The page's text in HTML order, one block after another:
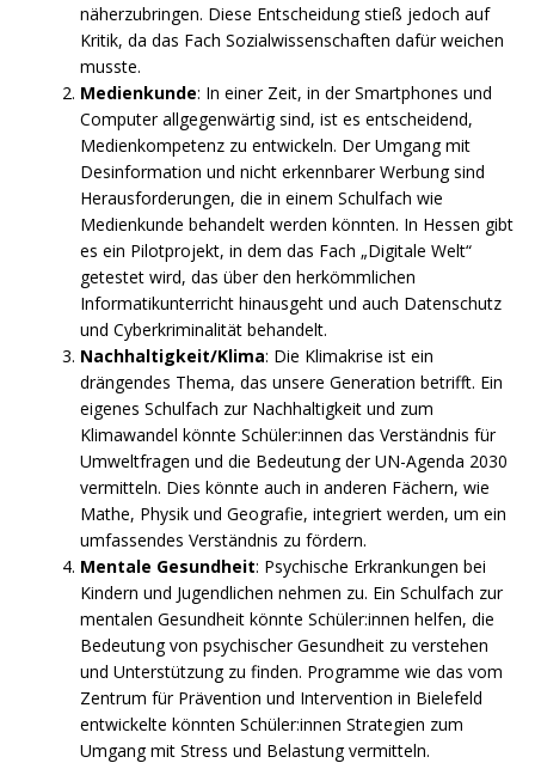
näherzubringen. Diese Entscheidung stieß jedoch auf
Kritik, da das Fach Sozialwissenschaften dafür weichen
musste.
Medienkunde: In einer Zeit, in der Smartphones und
Computer allgegenwärtig sind, ist es entscheidend,
Medienkompetenz zu entwickeln. Der Umgang mit
Desinformation und nicht erkennbarer Werbung sind
Herausforderungen, die in einem Schulfach wie
Medienkunde behandelt werden könnten. In Hessen gibt
es ein Pilotprojekt, in dem das Fach „Digitale Welt“
getestet wird, das über den herkömmlichen
Informatikunterricht hinausgeht und auch Datenschutz
und Cyberkriminalität behandelt.
Nachhaltigkeit/Klima: Die Klimakrise ist ein
drängendes Thema, das unsere Generation betrifft. Ein
eigenes Schulfach zur Nachhaltigkeit und zum
Klimawandel könnte Schüler:innen das Verständnis für
Umweltfragen und die Bedeutung der UN-Agenda 2030
vermitteln. Dies könnte auch in anderen Fächern, wie
Mathe, Physik und Geografie, integriert werden, um ein
umfassendes Verständnis zu fördern.
Mentale Gesundheit: Psychische Erkrankungen bei
Kindern und Jugendlichen nehmen zu. Ein Schulfach zur
mentalen Gesundheit könnte Schüler:innen helfen, die
Bedeutung von psychischer Gesundheit zu verstehen
und Unterstützung zu finden. Programme wie das vom
Zentrum für Prävention und Intervention in Bielefeld
entwickelte könnten Schüler:innen Strategien zum
Umgang mit Stress und Belastung vermitteln.